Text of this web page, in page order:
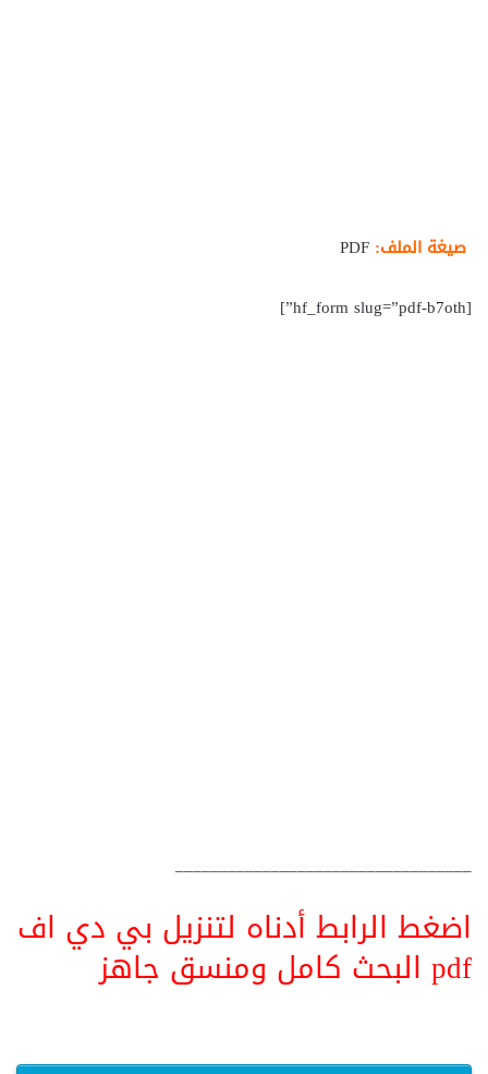
صيغة الملف:
[hf_form slug=”pdf-b7oth”]
__________________________________
اضغط الرابط أدناه لتنزيل بي دي اف
pdf البحث كامل ومنسق جاهز